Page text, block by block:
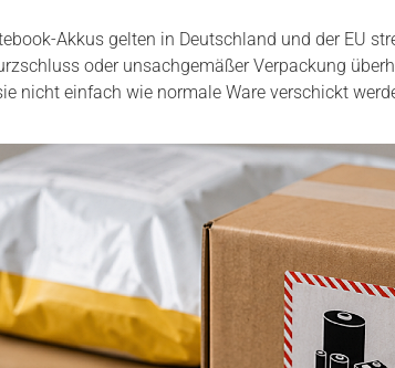
Akkus gelten in Deutschland und der EU
oder unsachgemäßer Verpackung
nicht einfach wie normale Ware verschickt